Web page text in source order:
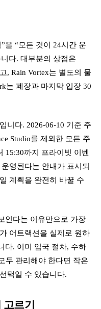
을 “모든 것이 24시간 운
다. 대부분의 상점은
, Rain Vortex는 별도의 물
는 폐장과 마지막 입장 30
니다. 2026-06-10 기준 주
Studio를 제외한 모든 주
15:30까지 프라이빗 이벤
영된다는 안내가 표시되
계획을 완전히 바꿀 수
인다는 이유만으로 가장
어트랙션을 실제로 원하
다. 이미 입국 절차, 수하
두 관리해야 한다면 작은
택일 수 있습니다.
르기